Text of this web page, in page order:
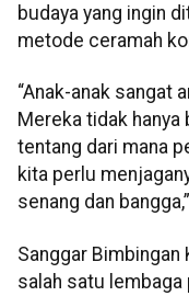
budaya yang ingin
metode ceramah
“Anak-anak sangat
Mereka tidak
tentang dari mana
kita perlu
senang dan
Sanggar Bimbingan
salah satu lembaga